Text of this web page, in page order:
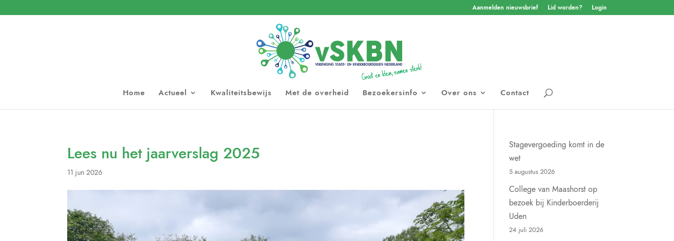
Aanmelden nieuwsbrief Lid worden? Login
Home Actueel Kwaliteitsbewijs Met de overheid Bezoekersinfo Over ons Contact
Lees nu het jaarverslag 2025
11 jun 2026
Stagevergoeding komt in de
wet
5 augustus 2026
College van Maashorst op
bezoek bij Kinderboerderij
Uden
24 juli 2026